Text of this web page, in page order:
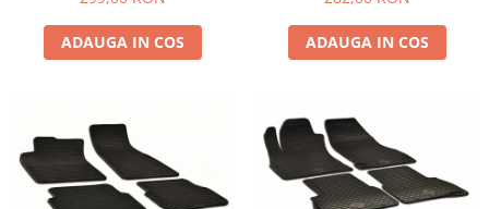
Seturi Interior
Accesorii Siguranta Auto
Accesorii Electronice Auto
Incarcatoare Auto
Accesorii pentru Roti si Anvelope
CHEVROLET CRUZE (2009-)
ORLANDO (2011-)
ADAUGA IN COS
GIULIETTA (2010-) LANCIA
DELTA (2007-2014)
ADAUGA IN COS